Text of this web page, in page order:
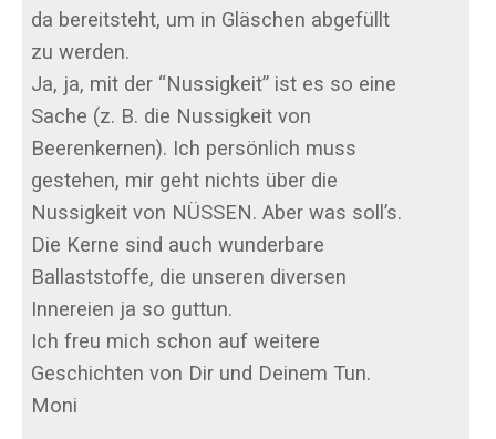
da bereitsteht, um in Gläschen abgefüllt
zu werden.
Ja, ja, mit der “Nussigkeit” ist es so eine
Sache (z. B. die Nussigkeit von
Beerenkernen). Ich persönlich muss
gestehen, mir geht nichts über die
Nussigkeit von NÜSSEN. Aber was soll’s.
Die Kerne sind auch wunderbare
Ballaststoffe, die unseren diversen
Innereien ja so guttun.
Ich freu mich schon auf weitere
Geschichten von Dir und Deinem Tun.
Moni